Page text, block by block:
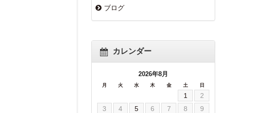
ブログ
カレンダー
2026年8月
月 火 水 木 金 土 日
1
2
3
4 5 6 7 8
9